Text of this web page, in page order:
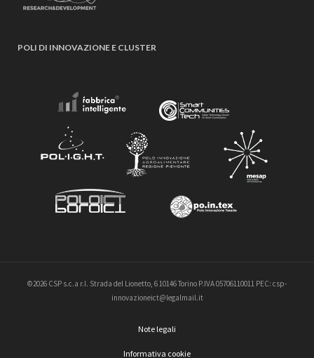
POLI DI INNOVAZIONE E CLUSTER
©2026 CSP s.c.a r.l. Strada del Lionetto, 6 10146 Torino P.IVA 05706110011 PEC: csp-
innovazioneict@legalmail.it
Note legali
Informativa cookie